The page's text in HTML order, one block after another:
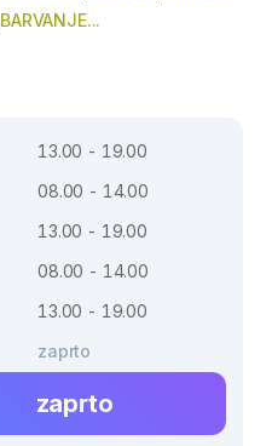
BARVANJE...
13.00 - 19.00
08.00 - 14.00
13.00 - 19.00
08.00 - 14.00
13.00 - 19.00
zaprto
zaprto